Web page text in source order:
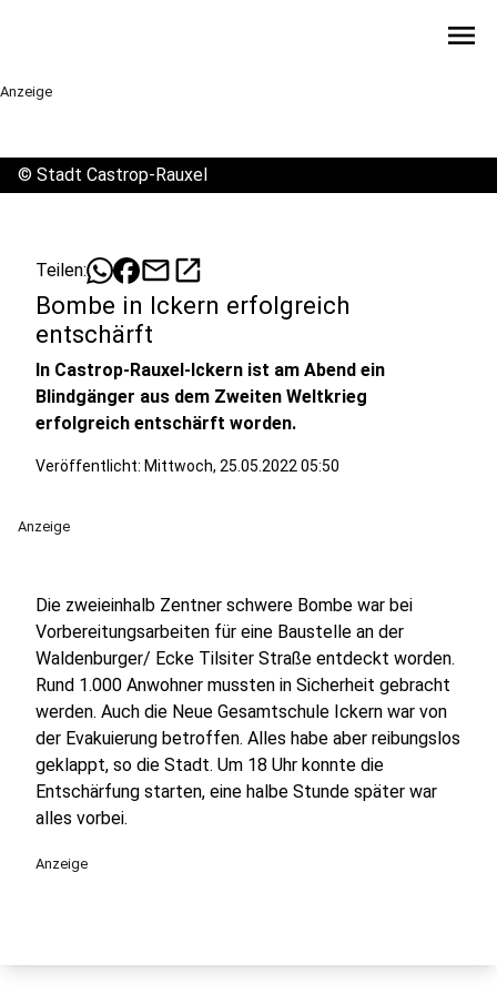
menu
Anzeige
© Stadt Castrop-Rauxel
Teilen: mailopen_in_new
Bombe in Ickern erfolgreich
entschärft
In Castrop-Rauxel-Ickern ist am Abend ein
Blindgänger aus dem Zweiten Weltkrieg
erfolgreich entschärft worden.
Veröffentlicht: Mittwoch, 25.05.2022 05:50
Anzeige
Die zweieinhalb Zentner schwere Bombe war bei
Vorbereitungsarbeiten für eine Baustelle an der
Waldenburger/ Ecke Tilsiter Straße entdeckt worden.
Rund 1.000 Anwohner mussten in Sicherheit gebracht
werden. Auch die Neue Gesamtschule Ickern war von
der Evakuierung betroffen. Alles habe aber reibungslos
geklappt, so die Stadt. Um 18 Uhr konnte die
Entschärfung starten, eine halbe Stunde später war
alles vorbei.
Anzeige